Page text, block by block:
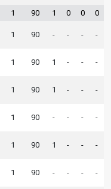
1 90 1 0 0 0
1 90 - - - -
1 90 1 - - -
1 90 1 - - -
1 90 - - - -
1 90 1 - - -
1 90 - - - -